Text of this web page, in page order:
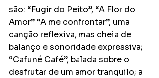
são: “Fugir do Peito”, “A Flor do
Amor” “A me confrontar”, uma
canção reflexiva, mas cheia de
balanço e sonoridade expressiva;
“Cafuné Café”, balada sobre o
desfrutar de um amor tranquilo; a